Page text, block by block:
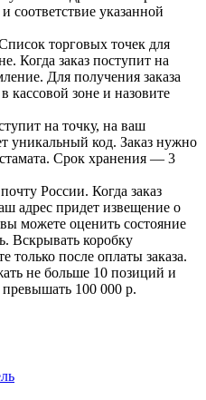
соответствие указанной
торговых точек для
Когда заказ поступит на
Для получения заказа
кассовой зоне и назовите
на точку, на ваш
уникальный код. Заказ нужно
Срок хранения — 3
России. Когда заказ
адрес придет извещение о
можете оценить состояние
Вскрывать коробку
только после оплаты заказа.
не больше 10 позиций и
100 000 р.